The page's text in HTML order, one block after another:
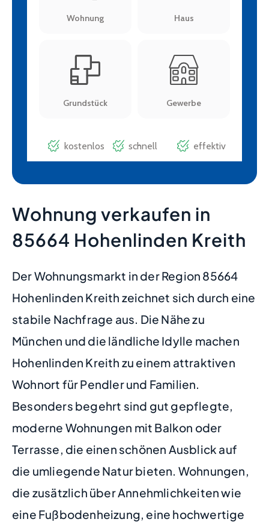
Wohnung verkaufen in
85664 Hohenlinden Kreith
Der Wohnungsmarkt in der Region 85664
Hohenlinden Kreith zeichnet sich durch eine
stabile Nachfrage aus. Die Nähe zu
München und die ländliche Idylle machen
Hohenlinden Kreith zu einem attraktiven
Wohnort für Pendler und Familien.
Besonders begehrt sind gut gepflegte,
moderne Wohnungen mit Balkon oder
Terrasse, die einen schönen Ausblick auf
die umliegende Natur bieten. Wohnungen,
die zusätzlich über Annehmlichkeiten wie
eine Fußbodenheizung, eine hochwertige